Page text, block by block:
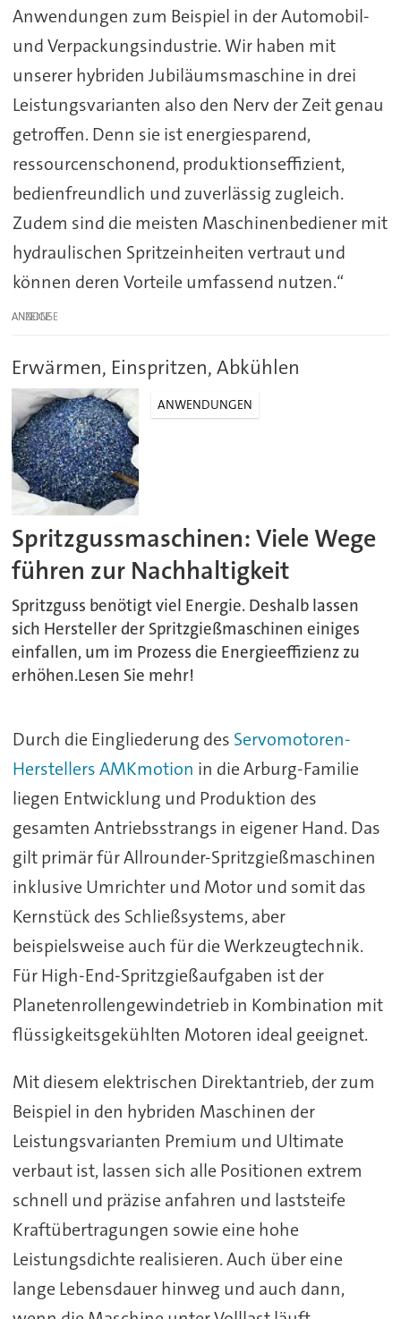
Anwendungen zum Beispiel in der Automobil-
und Verpackungsindustrie. Wir haben mit
unserer hybriden Jubiläumsmaschine in drei
Leistungsvarianten also den Nerv der Zeit genau
getroffen. Denn sie ist energiesparend,
ressourcenschonend, produktionseffizient,
bedienfreundlich und zuverlässig zugleich.
Zudem sind die meisten Maschinenbediener mit
hydraulischen Spritzeinheiten vertraut und
können deren Vorteile umfassend nutzen.“
ANZEIGE
Erwärmen, Einspritzen, Abkühlen
ANWENDUNGEN
Spritzgussmaschinen: Viele Wege
führen zur Nachhaltigkeit
Spritzguss benötigt viel Energie. Deshalb lassen
sich Hersteller der Spritzgießmaschinen einiges
einfallen, um im Prozess die Energieeffizienz zu
erhöhen.Lesen Sie mehr!
Durch die Eingliederung des Servomotoren-
Herstellers AMKmotion in die Arburg-Familie
liegen Entwicklung und Produktion des
gesamten Antriebsstrangs in eigener Hand. Das
gilt primär für Allrounder-Spritzgießmaschinen
inklusive Umrichter und Motor und somit das
Kernstück des Schließsystems, aber
beispielsweise auch für die Werkzeugtechnik.
Für High-End-Spritzgießaufgaben ist der
Planetenrollengewindetrieb in Kombination mit
flüssigkeitsgekühlten Motoren ideal geeignet.
Mit diesem elektrischen Direktantrieb, der zum
Beispiel in den hybriden Maschinen der
Leistungsvarianten Premium und Ultimate
verbaut ist, lassen sich alle Positionen extrem
schnell und präzise anfahren und laststeife
Kraftübertragungen sowie eine hohe
Leistungsdichte realisieren. Auch über eine
lange Lebensdauer hinweg und auch dann,